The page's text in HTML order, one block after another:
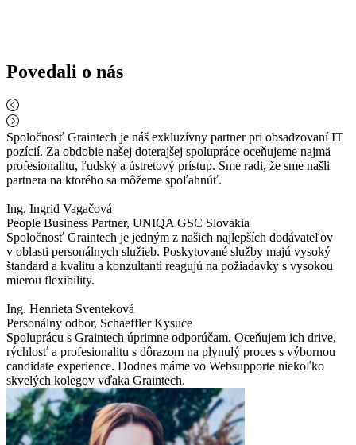
Povedali o nás
Spoločnosť Graintech je náš exkluzívny partner pri obsadzovaní IT
pozícií. Za obdobie našej doterajšej spolupráce oceňujeme najmä
profesionalitu, ľudský a ústretový prístup. Sme radi, že sme našli
partnera na ktorého sa môžeme spoľahnúť.
Ing. Ingrid Vagačová
People Business Partner, UNIQA GSC Slovakia
Spoločnosť Graintech je jedným z našich najlepších dodávateľov
v oblasti personálnych služieb. Poskytované služby majú vysoký
štandard a kvalitu a konzultanti reagujú na požiadavky s vysokou
mierou flexibility.
Ing. Henrieta Sventeková
Personálny odbor, Schaeffler Kysuce
Spoluprácu s Graintech úprimne odporúčam. Oceňujem ich drive,
rýchlosť a profesionalitu s dôrazom na plynulý proces s výbornou
candidate experience. Dodnes máme vo Websupporte niekoľko
skvelých kolegov vďaka Graintech.